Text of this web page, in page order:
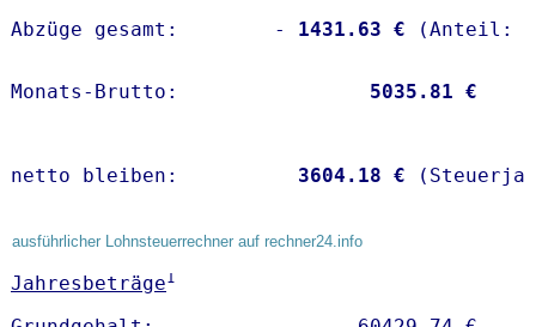
Abzüge gesamt:        -
1431.63 €
Monats-Brutto: 5035.81 €
netto bleiben: 3604.18 €
ausführlicher Lohnsteuerrechner auf rechner24.info
Jahresbeträge1